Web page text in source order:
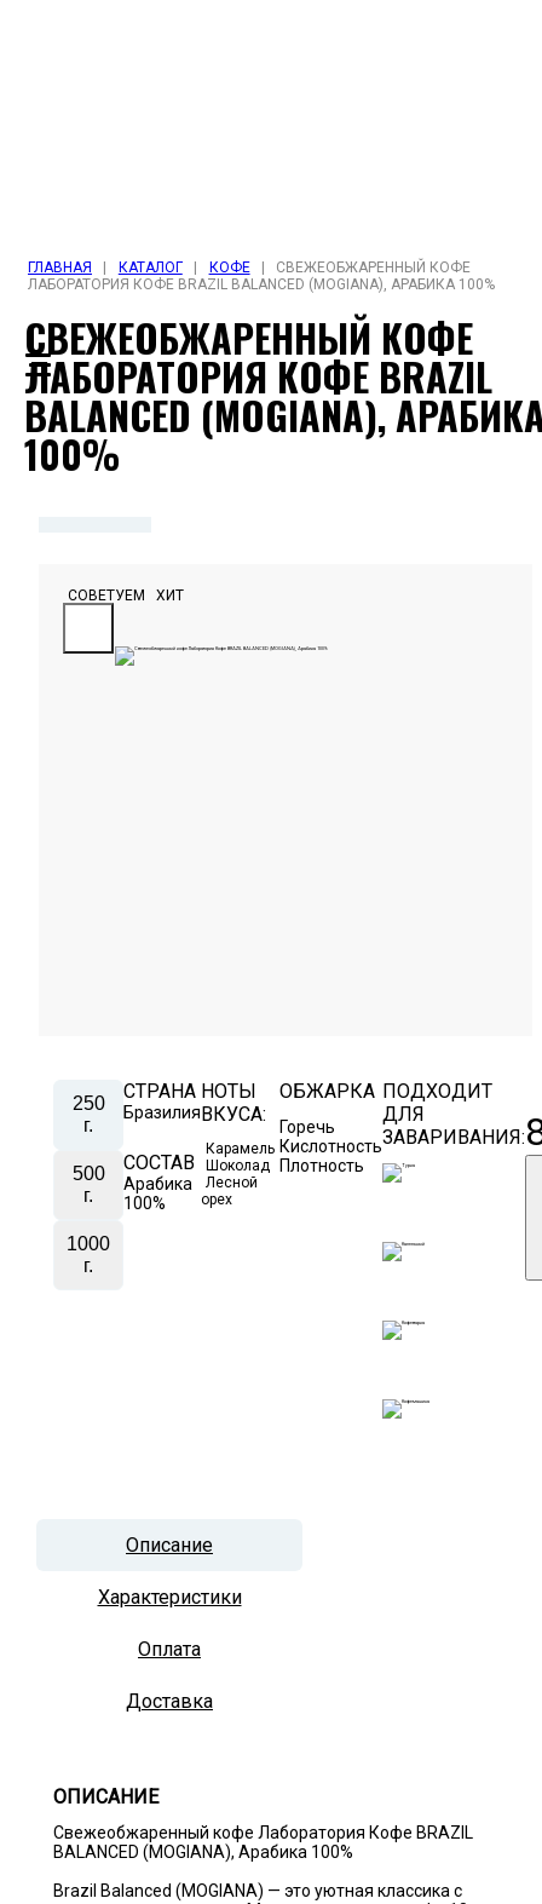
ГЛАВНАЯ КАТАЛОГ КОФЕ
СВЕЖЕОБЖАРЕННЫЙ КОФЕ
ЛАБОРАТОРИЯ КОФЕ BRAZIL BALANCED (MOGIANA), АРАБИКА 100%
СВЕЖЕОБЖАРЕННЫЙ КОФЕ
ЛАБОРАТОРИЯ КОФЕ BRAZIL
BALANCED (MOGIANA),
100%
СОВЕТУЕМ ХИТ
250
г.
500
г.
1000
г.
СТРАНА
Бразилия
СОСТАВ
Арабика
100%
НОТЫ
ВКУСА:
Карамель
Шоколад
Лесной
орех
ОБЖАРКА
Горечь
Кислотность
Плотность
ПОДХОДИТ
ДЛЯ
ЗАВАРИВАНИЯ:
Описание
Характеристики
Оплата
Доставка
ОПИСАНИЕ
Свежеобжаренный кофе Лаборатория Кофе BRAZIL
BALANCED (MOGIANA), Арабика 100%
Brazil Balanced (MOGIANA) — это уютная классика с